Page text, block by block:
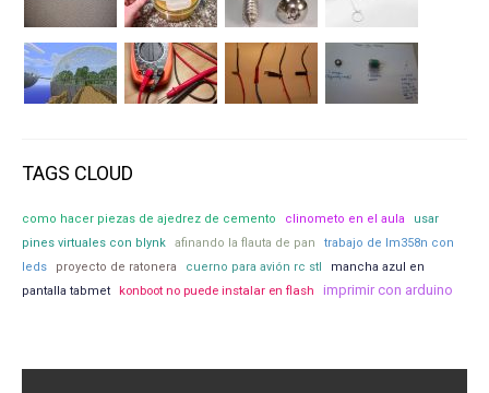
TAGS CLOUD
como hacer piezas de ajedrez de cemento clinometo en el aula
usar
pines virtuales con blynk
afinando la flauta de pan
trabajo de lm358n con
leds
proyecto de ratonera cuerno para avión rc stl
mancha azul en
pantalla tabmet
konboot no puede instalar en flash imprimir con arduino